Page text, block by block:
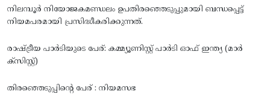
നിലമ്പൂർ നിയോജകമണ്ഡലം ഉപതിരഞ്ഞെടുപ്പുമായി ബന്ധപ്പെട്ട്
നിയമപരമായി പ്രസിദ്ധീകരിക്കുന്നത്.
രാഷ്ട്രീയ പാർടിയുടെ പേര്: കമ്മ്യൂണിസ്റ്റ് പാർടി ഓഫ് ഇന്ത്യ (മാർ
ക്സിസ്റ്റ്)
തിരഞ്ഞെടുപ്പിന്റെ പേര് : നിയമസഭ